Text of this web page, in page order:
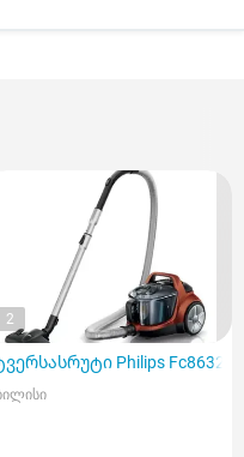
2
Philips Fc8632